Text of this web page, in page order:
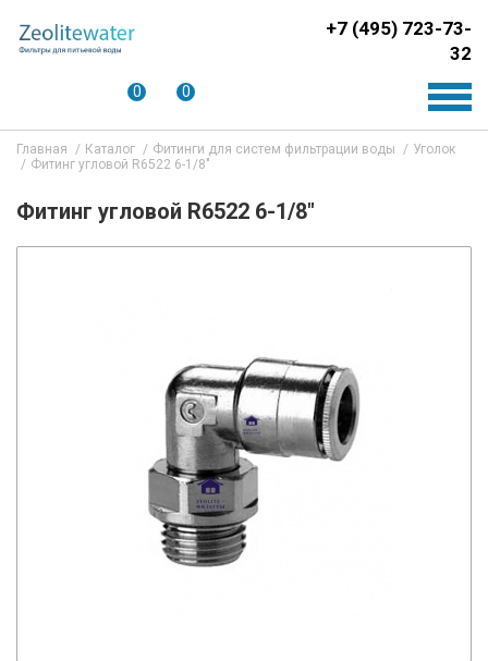
+7 (495) 723-73-
32
0 0
Главная Каталог Фитинги для систем фильтрации воды
Уголок
Фитинг угловой R6522 6-1/8"
Фитинг угловой R6522 6-1/8"